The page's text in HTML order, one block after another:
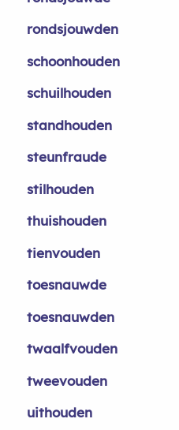
rondsjouwden
schoonhouden
schuilhouden
standhouden
steunfraude
stilhouden
thuishouden
tienvouden
toesnauwde
toesnauwden
twaalfvouden
tweevouden
uithouden